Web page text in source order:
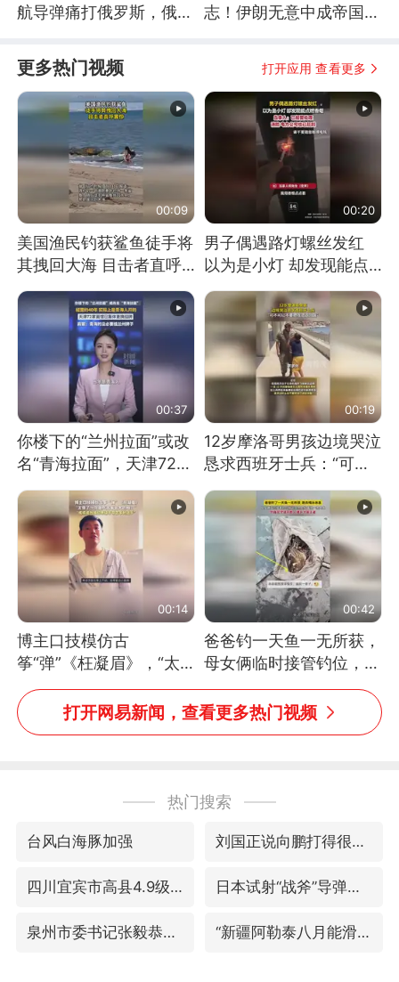
航导弹痛打俄罗斯，俄军
志！伊朗无意中成帝国终
更多热门视频 打开应用 查看更多
00:09
美国渔民钓获鲨鱼徒手将
其拽回大海 目击者直呼
震惊 （视频来源：参考
消息）
00:20
男子偶遇路灯螺丝发红
以为是小灯 却发现能点
燃香烟 当事人：已报警
处理
00:37
你楼下的“兰州拉面”或改
名“青海拉面”，天津72家
面馆已集体更换招牌
00:19
12岁摩洛哥男孩边境哭泣
恳求西班牙士兵：“可不
可以不要把我遣返回国”
00:14
博主口技模仿古
筝“弹”《枉凝眉》，“太
像了～你是吃古筝长大的
吗？”“或将成为首位考级
不带古筝的选手。”（来
00:42
爸爸钓一天鱼一无所获，
母女俩临时接管钓位，用
玩具鱼竿钓上大鱼
打开网易新闻，查看更多热门视频
热门搜索
台风白海豚加强 刘国正说向鹏打得很窝囊
四川宜宾市高县4.9级地震致1人死亡 日本试射“战斧”导弹，国防部回应
泉州市委书记张毅恭被查 “新疆阿勒泰八月能滑雪”不实